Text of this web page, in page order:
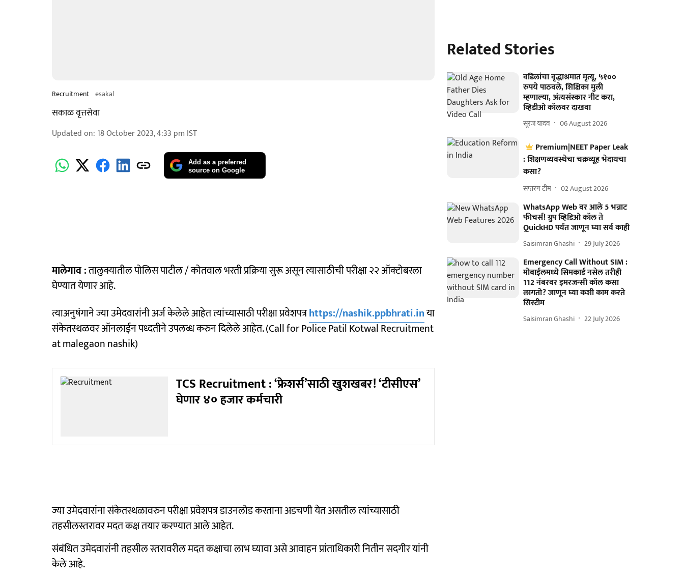
Recruitment esakal
सकाळ वृत्तसेवा
Updated on: 18 October 2023, 4:33 pm IST
Add as a preferred
source on Google
मालेगाव :तालुक्यातील पोलिस पाटील / कोतवाल भरती प्रक्रिया सुरू असून त्यासाठीची परीक्षा २२ ऑक्टोबरला
घेण्यात येणार आहे.
त्याअनुषंगाने ज्या उमेदवारांनी अर्ज केलेले आहेत त्यांच्यासाठी परीक्षा प्रवेशपत्रhttps://nashik.ppbhrati.inया
संकेतस्थळवर ऑनलाईन पध्दतीने उपलब्ध करुन दिलेले आहेत. (Call for Police Patil Kotwal Recruitment
at malegaon nashik)
TCS Recruitment : ‘फ्रेशर्स’साठी खुशखबर! ‘टीसीएस’
घेणार ४० हजार कर्मचारी
ज्या उमेदवारांना संकेतस्थळावरुन परीक्षा प्रवेशपत्र डाउनलोड करताना अडचणी येत असतील त्यांच्यासाठी
तहसीलस्तरावर मदत कक्ष तयार करण्यात आले आहेत.
संबंधित उमेदवारांनी तहसील स्तरावरील मदत कक्षाचा लाभ घ्यावा असे आवाहन प्रांताधिकारी नितीन सदगीर यांनी
केले आहे.
Related Stories
वडिलांचा वृद्धाश्रमात मृत्यू, ५१००
रुपये पाठवले, शिक्षिका मुली
म्हणाल्या, अंत्यसंस्कार नीट करा,
व्हिडीओ कॉलवर दाखवा
सूरज यादव 06 August 2026
Premium|NEET Paper Leak
: शिक्षणव्यवस्थेचा चक्रव्यूह भेदायचा
कसा?
सप्तरंग टीम 02 August 2026
WhatsApp Web वर आले 5 भन्नाट
फीचर्स! ग्रुप व्हिडिओ कॉल ते
QuickHD पर्यंत जाणून घ्या सर्व काही
Saisimran Ghashi 29 July 2026
Emergency Call Without SIM :
मोबाईलमध्ये सिमकार्ड नसेल तरीही
112 नंबरवर इमरजन्सी कॉल कसा
लागतो? जाणून घ्या कशी काम करते
सिस्टीम
Saisimran Ghashi 22 July 2026